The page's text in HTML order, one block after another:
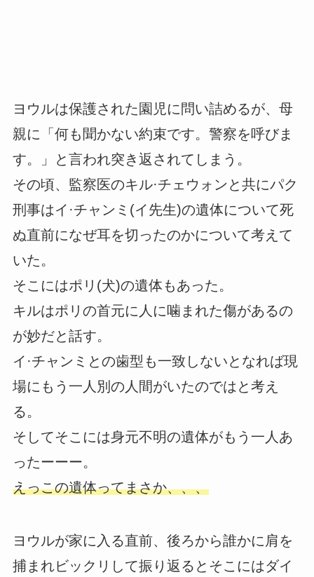
ヨウルは保護された園児に問い詰めるが、母
親に「何も聞かない約束です。警察を呼びま
す。」と言われ突き返されてしまう。
その頃、監察医のキル·チェウォンと共にパク
刑事はイ·チャンミ(イ先生)の遺体について死
ぬ直前になぜ耳を切ったのかについて考えて
いた。
そこにはポリ(犬)の遺体もあった。
キルはポリの首元に人に噛まれた傷があるの
が妙だと話す。
イ·チャンミとの歯型も一致しないとなれば現
場にもう一人別の人間がいたのではと考え
る。
そしてそこには身元不明の遺体がもう一人あ
ったーーー。
えっこの遺体ってまさか、、、
ヨウルが家に入る直前、後ろから誰かに肩を
捕まれビックリして振り返るとそこにはダイ